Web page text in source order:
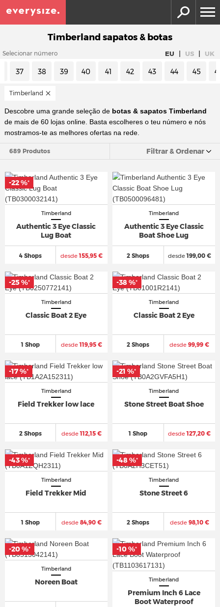
Timberland sapatos & botas
Selecionar número EU | US | UK
37 38 39 40 41 42 43 44 45
Timberland
Descobre uma grande seleção de botas & sapatos Timberland
de mais de 60 lojas online. Basta escolheres o teu número e nós
mostramos-te as melhores ofertas na rede.
689 Produtos Filtrar & Ordenar
Timberland
Authentic 3 Eye Classic
Lug Boat
4 Shops desde155,95 €
-22 %*
Timberland
Authentic 3 Eye Classic
Boat Shoe Lug
2 Shops desde199,00 €
Timberland
Classic Boat 2 Eye
1 Shop desde119,95 €
-25 %*
Timberland
Classic Boat 2 Eye
2 Shops desde 99,99 €
-38 %*
Timberland
Field Trekker low lace
2 Shops desde112,15 €
-17 %*
Timberland
Stone Street Boat Shoe
1 Shop desde127,20 €
-21 %*
Timberland
Field Trekker Mid
1 Shop desde 84,90 €
-43 %*
Timberland
Stone Street 6
2 Shops desde98,10 €
-48 %*
Timberland
Noreen Boat
-20 %*
Timberland
Premium Inch 6 Lace
Boot Waterproof
-10 %*